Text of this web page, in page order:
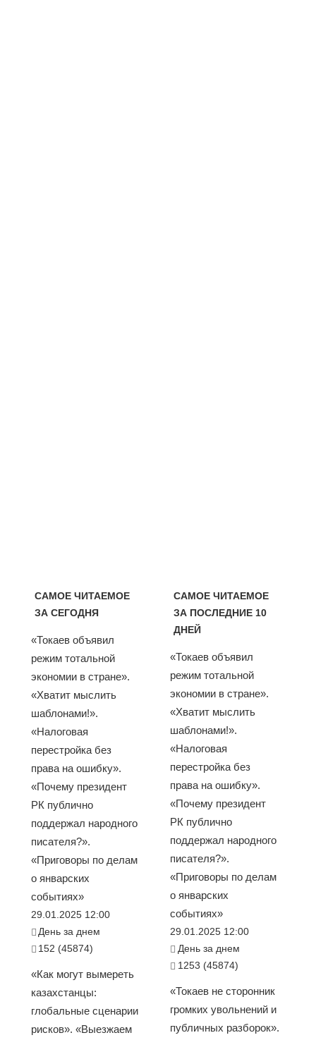
САМОЕ ЧИТАЕМОЕ
ЗА СЕГОДНЯ
«Токаев объявил
режим тотальной
экономии в стране».
«Хватит мыслить
шаблонами!».
«Налоговая
перестройка без
права на ошибку».
«Почему президент
РК публично
поддержал народного
писателя?».
«Приговоры по делам
о январских
событиях»
29.01.2025 12:00
День за днем
152 (45874)
«Как могут вымереть
казахстанцы:
глобальные сценарии
рисков». «Выезжаем
САМОЕ ЧИТАЕМОЕ
ЗА ПОСЛЕДНИЕ 10
ДНЕЙ
«Токаев объявил
режим тотальной
экономии в стране».
«Хватит мыслить
шаблонами!».
«Налоговая
перестройка без
права на ошибку».
«Почему президент
РК публично
поддержал народного
писателя?».
«Приговоры по делам
о январских
событиях»
29.01.2025 12:00
День за днем
1253 (45874)
«Токаев не сторонник
громких увольнений и
публичных разборок».